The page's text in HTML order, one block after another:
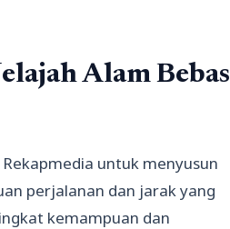
Alam Bebas
untuk menyusun
perjalanan dan jarak yang
kemampuan dan